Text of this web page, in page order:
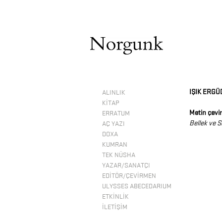
IŞIK
Metin
Bellek ve
ALINLIK
KİTAP
ERRATUM
AÇ YAZI
DOXA
KUMRAN
TEK NÜSHA
YAZAR/SANATÇI
EDİTÖR/ÇEVİRMEN
ULYSSES ABECEDARIUM
ETKİNLİK
İLETİŞİM